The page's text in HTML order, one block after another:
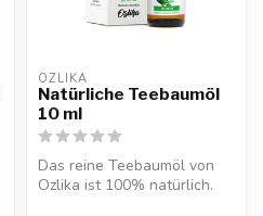
OZLIKA
Natürliche Teebaumöl
10 ml
Das reine Teebaumöl von
Ozlika ist 100% natürlich.